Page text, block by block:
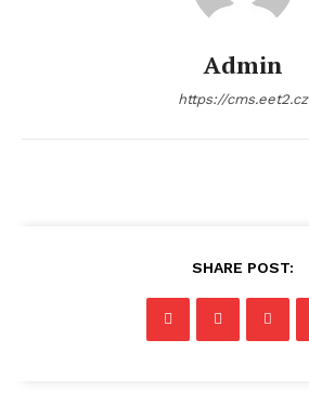
Admin
https://cms.eet2.cz
SHARE POST: